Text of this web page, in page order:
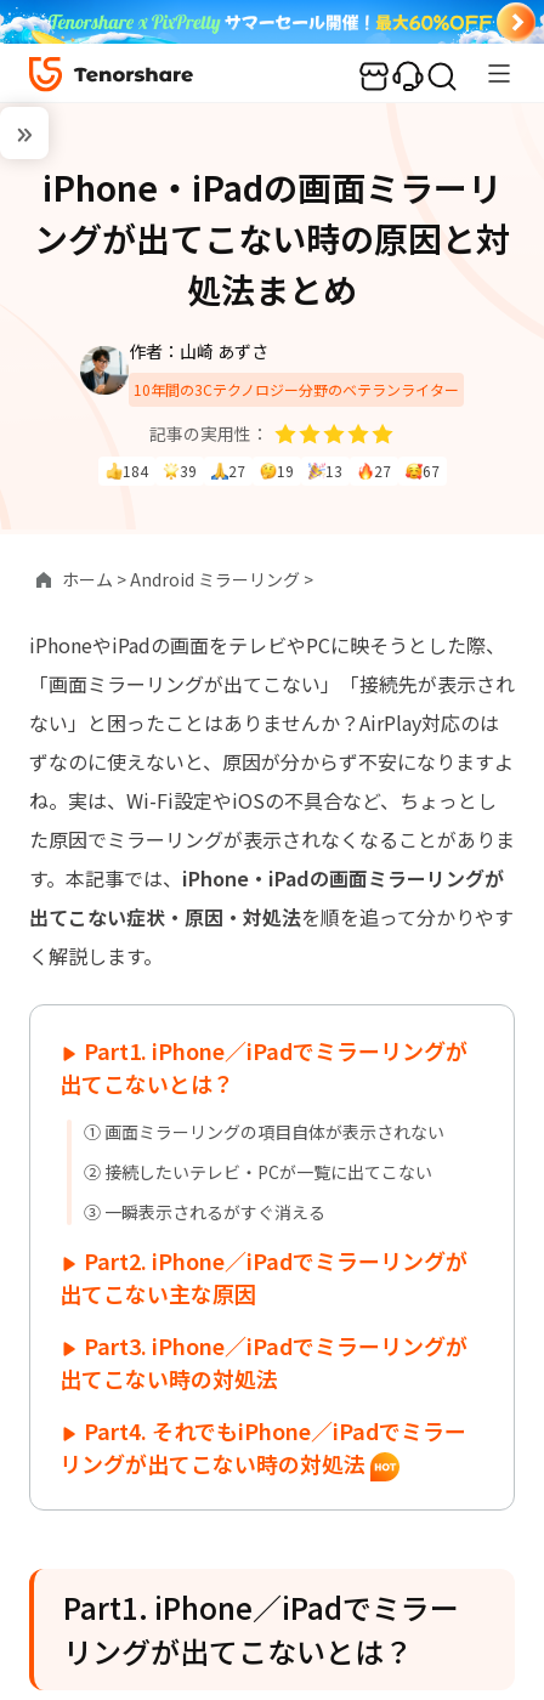
iPhone・iPadの画面ミラーリ
ングが出てこない時の原因と対
処法まとめ
作者：山崎 あずさ
10年間の3Cテクノロジー分野のベテランライター
記事の実用性：
184 39 27 19 13 27 67
ホーム >Android ミラーリング >
iPhoneやiPadの画面をテレビやPCに映そうとした際、
「画面ミラーリングが出てこない」「接続先が表示され
ない」と困ったことはありませんか？AirPlay対応のは
ずなのに使えないと、原因が分からず不安になりますよ
ね。実は、Wi-Fi設定やiOSの不具合など、ちょっとし
た原因でミラーリングが表示されなくなることがありま
す。本記事では、 iPhone・iPadの画面ミラーリングが
出てこない症状・原因・対処法を順を追って分かりやす
く解説します。
Part1. iPhone／iPadでミラーリングが
出てこないとは？
① 画面ミラーリングの項目自体が表示されない
② 接続したいテレビ・PCが一覧に出てこない
③ 一瞬表示されるがすぐ消える
Part2. iPhone／iPadでミラーリングが
出てこない主な原因
Part3. iPhone／iPadでミラーリングが
出てこない時の対処法
Part4. それでもiPhone／iPadでミラー
リングが出てこない時の対処法
Part1. iPhone／iPadでミラー
リングが出てこないとは？